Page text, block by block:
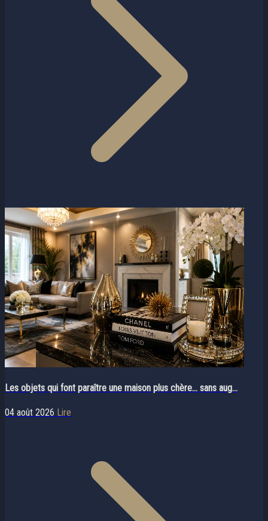
Les objets qui font paraître une maison plus chère… sans aug...
04 août 2026 Lire